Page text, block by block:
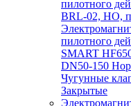
пилотного
BRL-02, НО,
пилотного
SMART
DN50-150
Чугунные
Закрытые